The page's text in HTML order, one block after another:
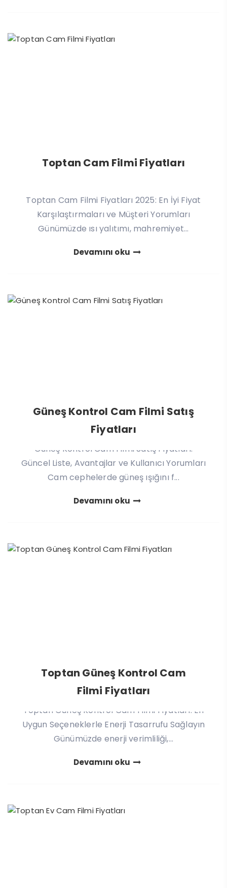
Toptan Cam Filmi Fiyatları
Toptan Cam Filmi Fiyatları 2025: En İyi Fiyat
Karşılaştırmaları ve Müşteri Yorumları
Günümüzde ısı yalıtımı, mahremiyet...
Devamını oku
Güneş Kontrol Cam Filmi Satış
Fiyatları
Güneş Kontrol Cam Filmi Satış Fiyatları:
Güncel Liste, Avantajlar ve Kullanıcı Yorumları
Cam cephelerde güneş ışığını f...
Devamını oku
Toptan Güneş Kontrol Cam
Filmi Fiyatları
Toptan Güneş Kontrol Cam Filmi Fiyatları: En
Uygun Seçeneklerle Enerji Tasarrufu Sağlayın
Günümüzde enerji verimliliği,...
Devamını oku